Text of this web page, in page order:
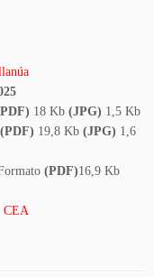
18 Kb (JPG) 1,5 Kb
(PDF) 19,8 Kb (JPG) 1,6
(PDF)16,9 Kb